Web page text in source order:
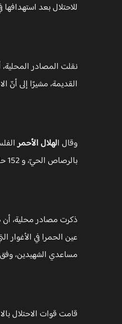
للاحتلال بعد
نقلت المصادر
القديمة، مشيرًا إلى أنّ
وقال الهلال الأحمر
بالرصاص الحيّ، و 152 حالة اختناق من بينهم طلاب مدارس.
ذكرت مصادر محلية، أن
عين الحمرا في الأغوار
مساعدي الشهيدين،
قامت قوات الاحتلال